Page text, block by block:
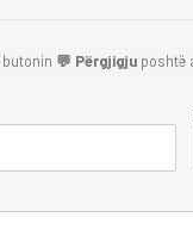
💬 Përgjigju poshtë